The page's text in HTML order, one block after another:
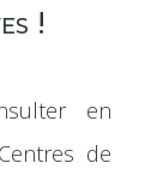
!
en
de